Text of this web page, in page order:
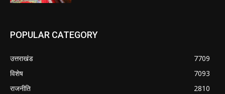
POPULAR CATEGORY
उत्तराखंड
7709
विशेष
7093
राजनीति
2810